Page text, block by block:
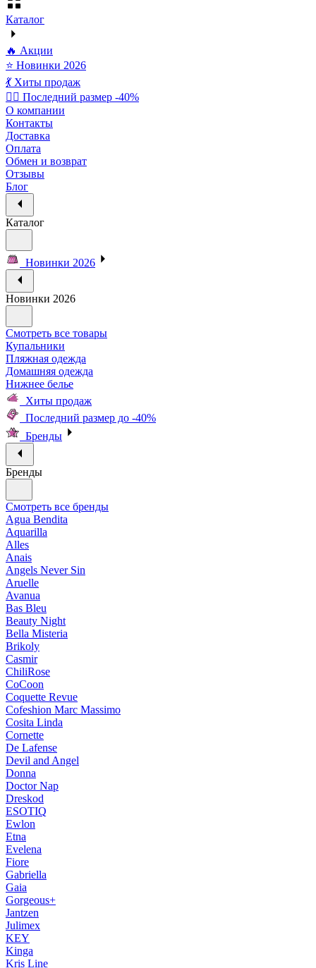
Каталог
🔥 Акции
⭐ Новинки 2026
💃 Хиты продаж
🏃‍♀️ Последний размер -40%
О компании
Контакты
Доставка
Оплата
Обмен и возврат
Отзывы
Блог
Каталог
Новинки 2026
Новинки 2026
Смотреть все товары
Купальники
Пляжная одежда
Домашняя одежда
Нижнее белье
Хиты продаж
Последний размер до -40%
Бренды
Бренды
Смотреть все бренды
Agua Bendita
Aquarilla
Alles
Anais
Angels Never Sin
Aruelle
Avanua
Bas Bleu
Beauty Night
Bella Misteria
Brikoly
Casmir
ChiliRose
CoCoon
Coquette Revue
Cofeshion Marc Massimo
Cosita Linda
Cornette
De Lafense
Devil and Angel
Donna
Doctor Nap
Dreskod
ESOTIQ
Ewlon
Etna
Evelena
Fiore
Gabriella
Gaia
Gorgeous+
Jantzen
Julimex
KEY
Kinga
Kris Line